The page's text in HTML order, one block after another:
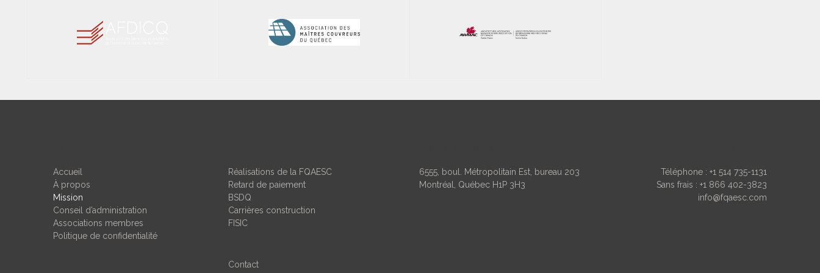
Accueil
À propos
Mission
Conseil d’administration
Associations membres
Politique de confidentialité
Réalisations de la FQAESC
Retard de paiement
BSDQ
Carrières construction
FISIC
Contact
6555, boul. Métropolitain Est, bureau 203
Montréal, Québec H1P 3H3
Téléphone : +1 514 735-1131
Sans frais : +1 866 402-3823
info@fqaesc.com